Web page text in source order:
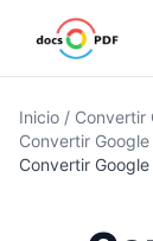
Inicio / Convertir
Convertir
Convertir